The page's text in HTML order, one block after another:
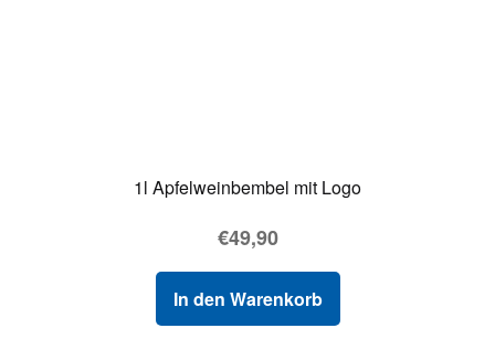
1l Apfelweinbembel mit Logo
€49,90
In den Warenkorb